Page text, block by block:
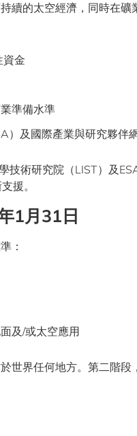
續的太空經濟，同時在礦
資金
準備水準
）及國際產業與研究夥伴
技術研究院（LIST）及
援。
1月31日
：
及/或太空應用
世界任何地方。第二階